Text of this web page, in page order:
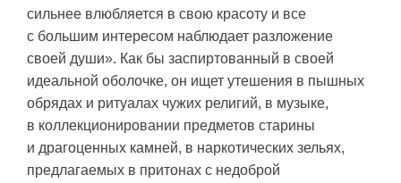
сильнее влюбляется в свою красоту и все
с большим интересом наблюдает разложение
своей души». Как бы заспиртованный в своей
идеальной оболочке, он ищет утешения в пышных
обрядах и ритуалах чужих религий, в музыке,
в коллекционировании предметов старины
и драгоценных камней, в наркотических зельях,
предлагаемых в притонах с недоброй